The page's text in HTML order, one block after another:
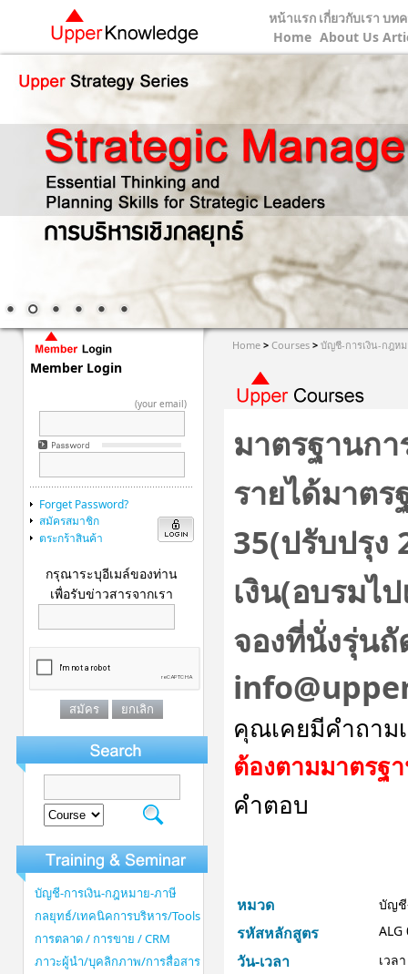
หน้าแรก
Home
เกี่ยวกับเรา
About Us
บท
Member Login
(your email)
Forget Password?
สมัครสมาชิก
ตระกร้าสินค้า
กรุณาระบุอีเมล์ของท่าน
เพื่อรับข่าวสารจากเรา
บัญชี-การเงิน-กฎหมาย-ภาษี
กลยุทธ์/เทคนิคการบริหาร/Tools
การตลาด / การขาย / CRM
ภาวะผู้นำ/บุคลิกภาพ/การสื่อสาร
Home > Courses > บัญชี-การเงิน-กฎห
มาตรฐานก
รายได้มาต
35(ปรับปรุง
เงิน(อบรมไ
จองที่นั่งรุ่น
คุณเคยมีคำถาม
ต้องตามมาตรฐ
คำตอบ
หมวด บัญชี
รหัสหลักสูตร ALG
วัน-เวลา เวล